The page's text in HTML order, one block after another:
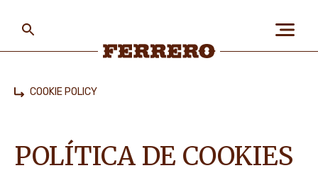
main
content
COOKIE POLICY
POLÍTICA DE COOKIES